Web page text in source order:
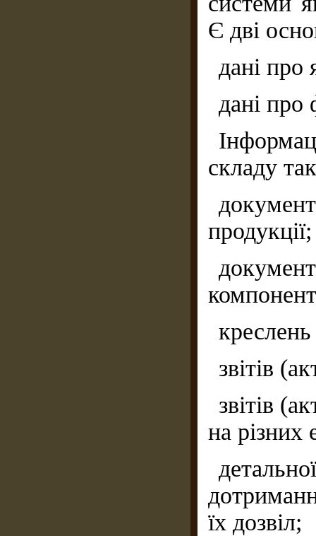
Є дві
дані про
дані про
складу
продукції;
звітів
звітів
на різних
їх дозвіл;